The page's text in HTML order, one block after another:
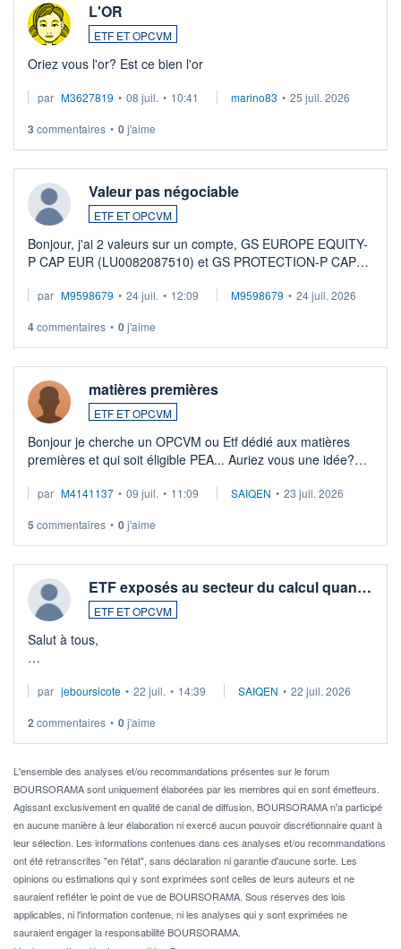
L'OR
ETF ET OPCVM
Oriez vous l'or? Est ce bien l'or
par M3627819 • 08 juil. • 10:41 marino83 • 25 juil. 2026
3 commentaires • 0j'aime
Valeur pas négociable
ETF ET OPCVM
Bonjour, j'ai 2 valeurs sur un compte, GS EUROPE EQUITY-
P CAP EUR (LU0082087510) et GS PROTECTION-P CAP
veux procéder à la vente, on me signale ...
par M9598679 • 24 juil. • 12:09 M9598679 • 24 juil. 2026
4commentaires • 0j'aime
matières premières
ETF ET OPCVM
Bonjour je cherche un OPCVM ou Etf dédié aux matières
premières et qui soit éligible PEA... Auriez vous une idée?
par M4141137 • 09 juil. • 11:09 SAIQEN • 23 juil. 2026
5 commentaires • 0j'aime
ETF exposés au secteur du calcul quan…
ETF ET OPCVM
Salut à tous,
via un ETF plutôt que des actions individuelles.
Idéalement, je voudrais qu'il soit éligible au PEA.
Pour l' ...
par jeboursicote • 22 juil. • 14:39 SAIQEN • 22 juil. 2026
2 commentaires • 0j'aime
L'ensemble des analyses et/ou recommandations présentes sur le forum
BOURSORAMA sont uniquement élaborées par les membres qui en sont émetteurs.
Agissant exclusivement en qualité de canal de diffusion, BOURSORAMA n'a participé
en aucune manière à leur élaboration ni exercé aucun pouvoir discrétionnaire quant à
leur sélection. Les informations contenues dans ces analyses et/ou recommandations
ont été retranscrites "en l'état", sans déclaration ni garantie d'aucune sorte. Les
opinions ou estimations qui y sont exprimées sont celles de leurs auteurs et ne
sauraient refléter le point de vue de BOURSORAMA. Sous réserves des lois
applicables, ni l'information contenue, ni les analyses qui y sont exprimées ne
sauraient engager la responsabilité BOURSORAMA.